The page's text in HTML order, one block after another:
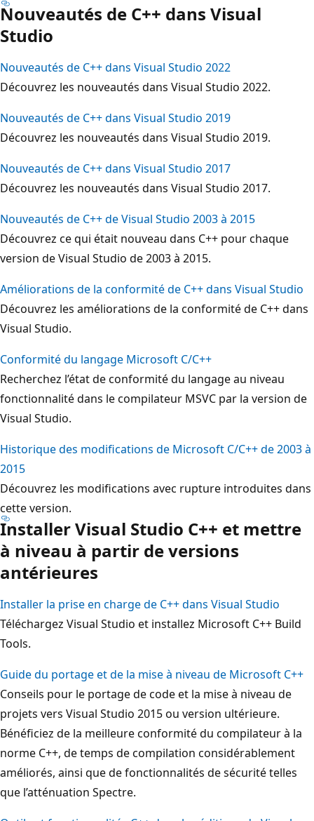
Nouveautés de C++ dans Visual
Studio
Nouveautés de C++ dans Visual Studio 2022
Découvrez les nouveautés dans Visual Studio 2022.
Nouveautés de C++ dans Visual Studio 2019
Découvrez les nouveautés dans Visual Studio 2019.
Nouveautés de C++ dans Visual Studio 2017
Découvrez les nouveautés dans Visual Studio 2017.
Nouveautés de C++ de Visual Studio 2003 à 2015
Découvrez ce qui était nouveau dans C++ pour chaque
version de Visual Studio de 2003 à 2015.
Améliorations de la conformité de C++ dans Visual Studio
Découvrez les améliorations de la conformité de C++ dans
Visual Studio.
Conformité du langage Microsoft C/C++
Recherchez l’état de conformité du langage au niveau
fonctionnalité dans le compilateur MSVC par la version de
Visual Studio.
Historique des modifications de Microsoft C/C++ de 2003 à
2015
Découvrez les modifications avec rupture introduites dans
cette version.
Installer Visual Studio C++ et mettre
à niveau à partir de versions
antérieures
Installer la prise en charge de C++ dans Visual Studio
Téléchargez Visual Studio et installez Microsoft C++ Build
Tools.
Guide du portage et de la mise à niveau de Microsoft C++
Conseils pour le portage de code et la mise à niveau de
projets vers Visual Studio 2015 ou version ultérieure.
Bénéficiez de la meilleure conformité du compilateur à la
norme C++, de temps de compilation considérablement
améliorés, ainsi que de fonctionnalités de sécurité telles
que l’atténuation Spectre.